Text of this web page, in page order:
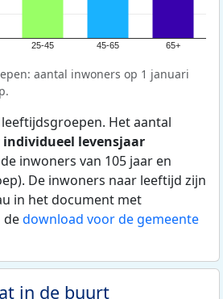
25-45 45-65 65+
aantal inwoners op 1 januari
Het aantal
individueel levensjaar
inwoners van 105 jaar en
De inwoners naar leeftijd zijn
in het document met
dedownload voor de gemeente
in de buurt